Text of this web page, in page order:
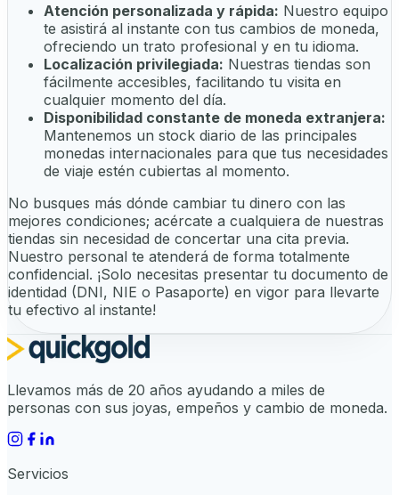
Atención personalizada y rápida: Nuestro equipo
te asistirá al instante con tus cambios de moneda,
ofreciendo un trato profesional y en tu idioma.
Localización privilegiada: Nuestras tiendas son
fácilmente accesibles, facilitando tu visita en
cualquier momento del día.
Disponibilidad constante de moneda extranjera:
Mantenemos un stock diario de las principales
monedas internacionales para que tus necesidades
de viaje estén cubiertas al momento.
No busques más dónde cambiar tu dinero con las
mejores condiciones; acércate a cualquiera de nuestras
tiendas sin necesidad de concertar una cita previa.
Nuestro personal te atenderá de forma totalmente
confidencial. ¡Solo necesitas presentar tu documento de
identidad (DNI, NIE o Pasaporte) en vigor para llevarte
tu efectivo al instante!
Llevamos más de 20 años ayudando a miles de
personas con sus joyas, empeños y cambio de moneda.
Servicios